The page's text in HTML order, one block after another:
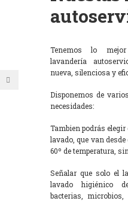
Tenemos lo
lavandería
nueva, silenciosa y
Disponemos de
necesidades:
Tambien podrás
lavado, que van
60º de temperatura,
Señalar que solo el
lavado higiénico
bacterias, microbios,